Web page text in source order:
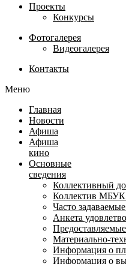
Проекты
Конкурсы
Фотогалерея
Видеогалерея
Контакты
Меню
Главная
Новости
Афиша
Афиша
кино
Основные
сведения
Коллективный
Коллектив
Часто
Анкета
Материально-
Информация о
Информация о